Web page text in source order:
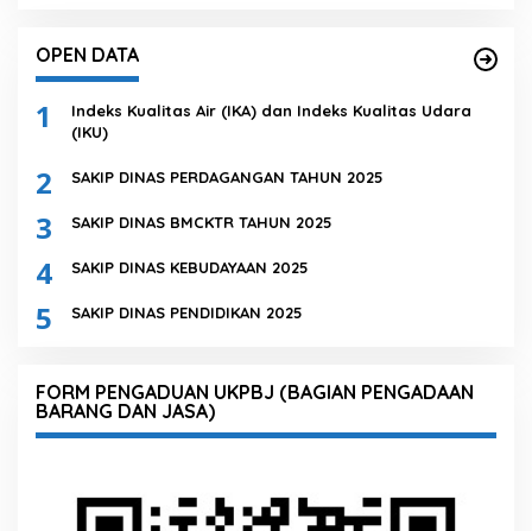
OPEN DATA
1
Indeks Kualitas Air (IKA) dan Indeks Kualitas Udara
(IKU)
2 SAKIP DINAS PERDAGANGAN TAHUN 2025
3 SAKIP DINAS BMCKTR TAHUN 2025
4 SAKIP DINAS KEBUDAYAAN 2025
5 SAKIP DINAS PENDIDIKAN 2025
FORM PENGADUAN UKPBJ (BAGIAN PENGADAAN
BARANG DAN JASA)